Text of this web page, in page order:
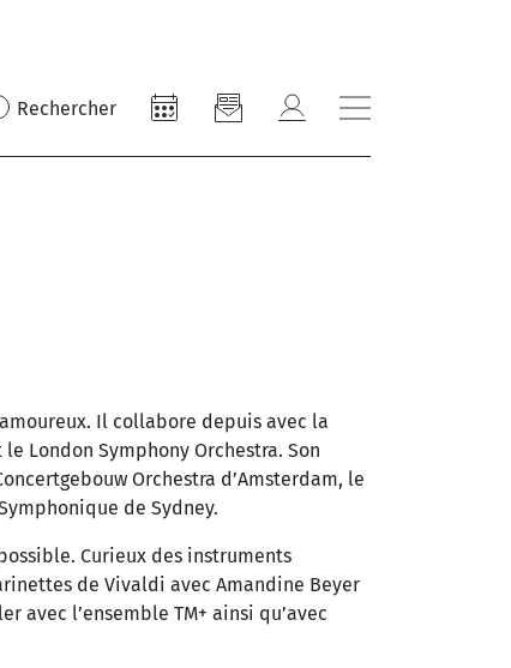
Rechercher
Il collabore depuis avec la
London Symphony Orchestra. Son
Orchestra d’Amsterdam, le
de Sydney.
Curieux des instruments
de Vivaldi avec Amandine Beyer
l’ensemble TM+ ainsi qu’avec